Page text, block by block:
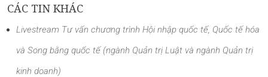
CÁC TIN KHÁC
Livestream Tư vấn chương trình Hội nhập quốc tế, Quốc tế hóa
và Song bằng quốc tế (ngành Quản trị Luật và ngành Quản trị
kinh doanh)